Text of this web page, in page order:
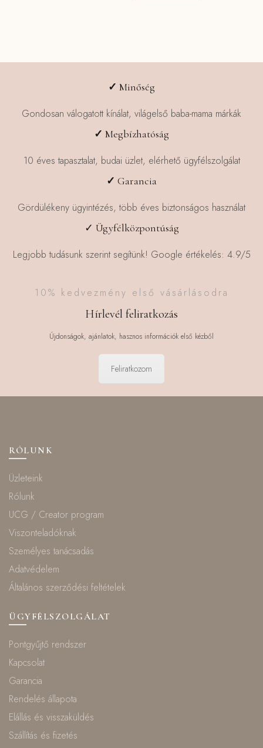
✓ Minőség
Gondosan válogatott kínálat, világelső baba-mama márkák
✓ Megbízhatóság
10 éves tapasztalat, budai üzlet, elérhető ügyfélszolgálat
✓ Garancia
Gördülékeny ügyintézés, több éves biztonságos használat
✓ Ügyfélközpontúság
Legjobb tudásunk szerint segítünk! Google értékelés: 4.9/5
10% kedvezmény első vásárlásodra
Hírlevél feliratkozás
Újdonságok, ajánlatok, hasznos információk első kézből
Feliratkozom
RÓLUNK
Üzleteink
Rólunk
UCG / Creator program
Viszonteladóknak
Személyes tanácsadás
Adatvédelem
Általános szerződési feltételek
ÜGYFÉLSZOLGÁLAT
Pontgyűjtő rendszer
Kapcsolat
Garancia
Rendelés állapota
Elállás és visszaküldés
Szállítás és fizetés